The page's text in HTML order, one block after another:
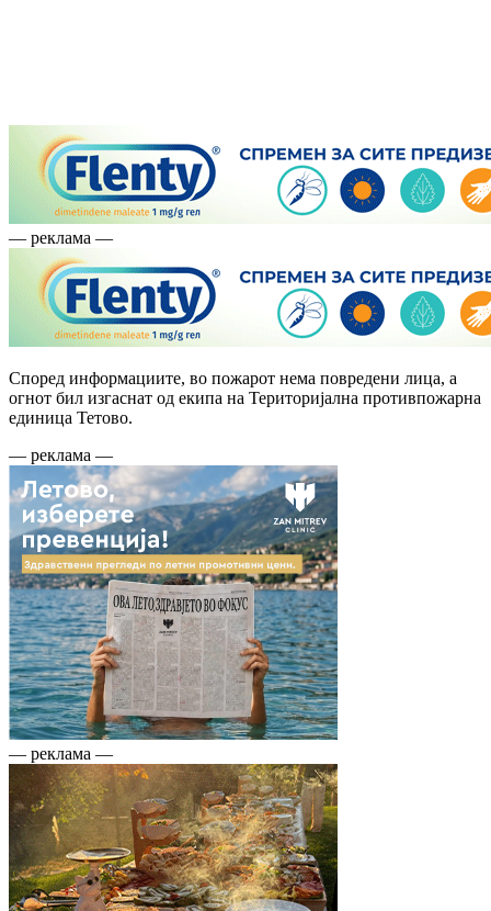
— реклама —
Според информациите, во пожарот нема повредени лица, а
огнот бил изгаснат од екипа на Територијална противпожарна
единица Тетово.
— реклама —
— реклама —